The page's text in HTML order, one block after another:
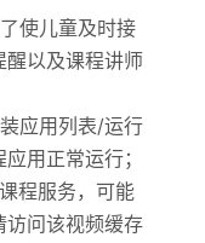
使儿童及时接
醒以及课程讲师
应用列表/运行
用正常运行；
程服务，可能
访问该视频缓存